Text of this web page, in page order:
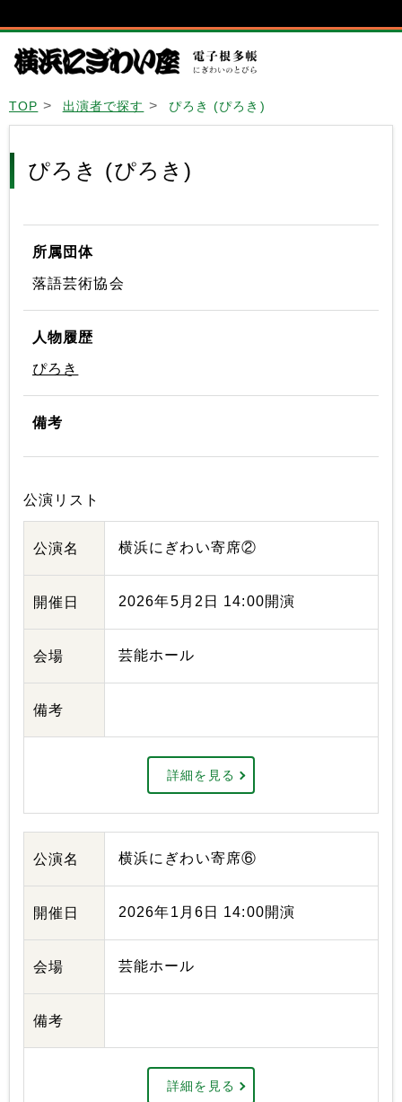
TOP 出演者で探す ぴろき (ぴろき)
ぴろき (ぴろき)
所属団体
落語芸術協会
人物履歴
ぴろき
備考
公演リスト
公演名 横浜にぎわい寄席②
開催日 2026年5月2日 14:00開演
会場 芸能ホール
備考
詳細を見る
公演名 横浜にぎわい寄席⑥
開催日 2026年1月6日 14:00開演
会場 芸能ホール
備考
詳細を見る